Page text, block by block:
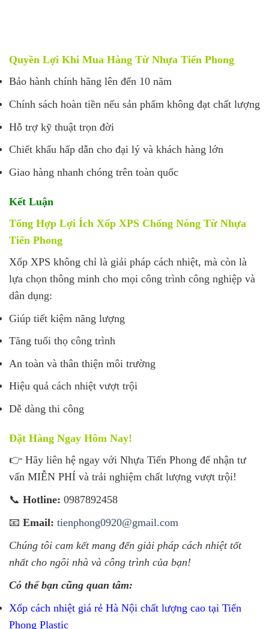
Quyền Lợi Khi Mua Hàng Từ Nhựa Tiến Phong
Bảo hành chính hãng lên đến 10 năm
Chính sách hoàn tiền nếu sản phẩm không đạt chất lượng
Hỗ trợ kỹ thuật trọn đời
Chiết khấu hấp dẫn cho đại lý và khách hàng lớn
Giao hàng nhanh chóng trên toàn quốc
Kết Luận
Tổng Hợp Lợi Ích Xốp XPS Chống Nóng Từ Nhựa
Tiến Phong
Xốp XPS không chỉ là giải pháp cách nhiệt, mà còn là
lựa chọn thông minh cho mọi công trình công nghiệp và
dân dụng:
Giúp tiết kiệm năng lượng
Tăng tuổi thọ công trình
An toàn và thân thiện môi trường
Hiệu quả cách nhiệt vượt trội
Dễ dàng thi công
Đặt Hàng Ngay Hôm Nay!
👉 Hãy liên hệ ngay với Nhựa Tiến Phong để nhận tư
vấn MIỄN PHÍ và trải nghiệm chất lượng vượt trội!
📞 Hotline: 0987892458
📧 Email: tienphong0920@gmail.com
Chúng tôi cam kết mang đến giải pháp cách nhiệt tốt
nhất cho ngôi nhà và công trình của bạn!
Có thể bạn cũng quan tâm:
Xốp cách nhiệt giá rẻ Hà Nội chất lượng cao tại Tiến
Phong Plastic